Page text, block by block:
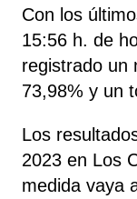
Con los
15:56 h. de
registrado un
73,98% y un
Los
2023 en Los
medida vaya